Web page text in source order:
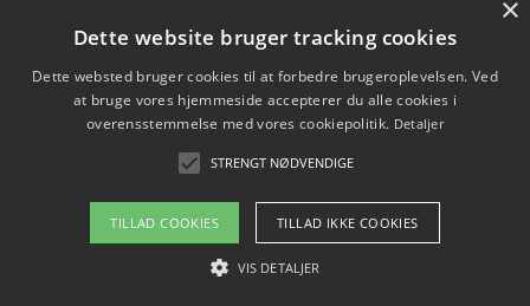
Sådan lærer du miljørigtig kørsel hos en køreskole i
Gentofte
Copyright 2026 - Pilanto Aps
Om / kontakt
×
Dette website bruger tracking cookies
Dette websted bruger cookies til at forbedre brugeroplevelsen. Ved
at bruge vores hjemmeside accepterer du alle cookies i
overensstemmelse med vores cookiepolitik. Detaljer
STRENGT NØDVENDIGE
TILLAD COOKIES TILLAD IKKE COOKIES
VIS DETALJER